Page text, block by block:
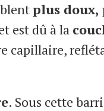
plus doux,
est dû à la
capillaire,
. Sous cette